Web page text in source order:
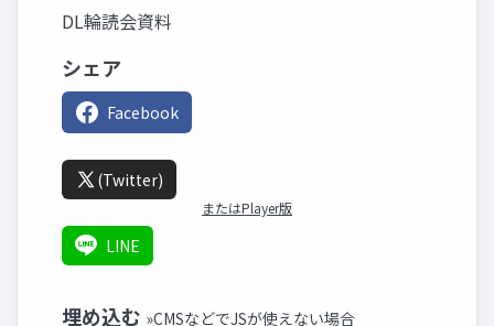
DL輪読会資料
シェア
Facebook
(Twitter)
またはPlayer版
LINE
埋め込む »CMSなどでJSが使えない場合